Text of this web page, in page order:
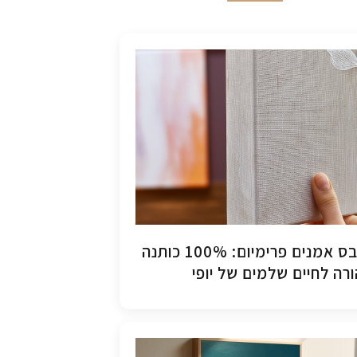
קנבס אמנים פרימיום: 100% כותנה
לחיים שלמים של יופי